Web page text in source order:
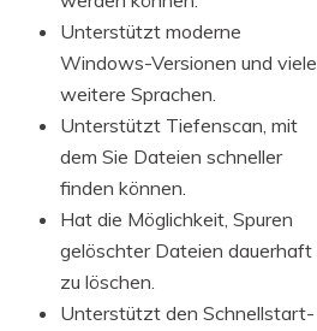
Unterstützt moderne
Windows-Versionen und viele
weitere Sprachen.
Unterstützt Tiefenscan, mit
dem Sie Dateien schneller
finden können.
Hat die Möglichkeit, Spuren
gelöschter Dateien dauerhaft
zu löschen.
Unterstützt den Schnellstart-